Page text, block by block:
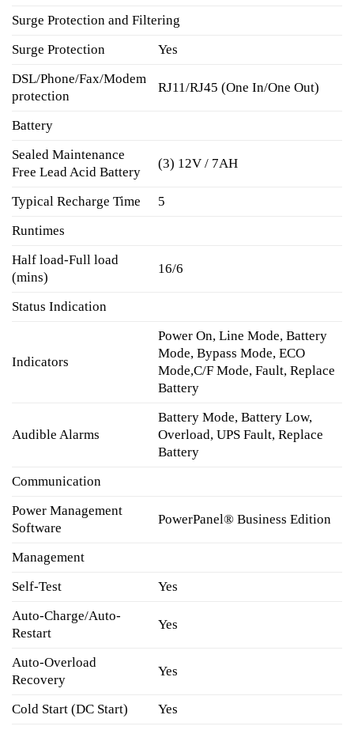
Surge Protection and Filtering
Surge Protection
Yes
DSL/Phone/Fax/Modem
protection
RJ11/RJ45 (One In/One Out)
Battery
Sealed Maintenance
Free Lead Acid Battery
(3) 12V / 7AH
Typical Recharge Time
5
Runtimes
Half load-Full load
(mins)
16/6
Status Indication
Indicators
Power On, Line Mode, Battery
Mode, Bypass Mode, ECO
Mode,C/F Mode, Fault, Replace
Battery
Audible Alarms
Battery Mode, Battery Low,
Overload, UPS Fault, Replace
Battery
Communication
Power Management
Software
PowerPanel® Business Edition
Management
Self-Test
Yes
Auto-Charge/Auto-
Restart
Yes
Auto-Overload
Recovery
Yes
Cold Start (DC Start) Yes